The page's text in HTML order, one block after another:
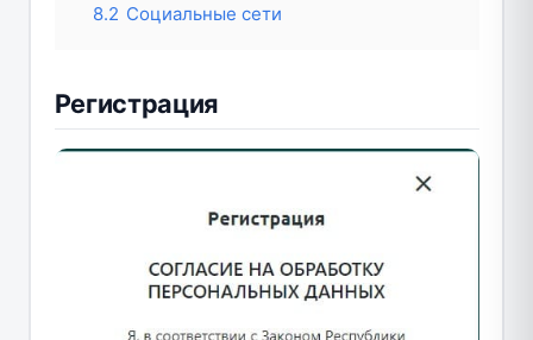
8.2 Социальные сети
Регистрация